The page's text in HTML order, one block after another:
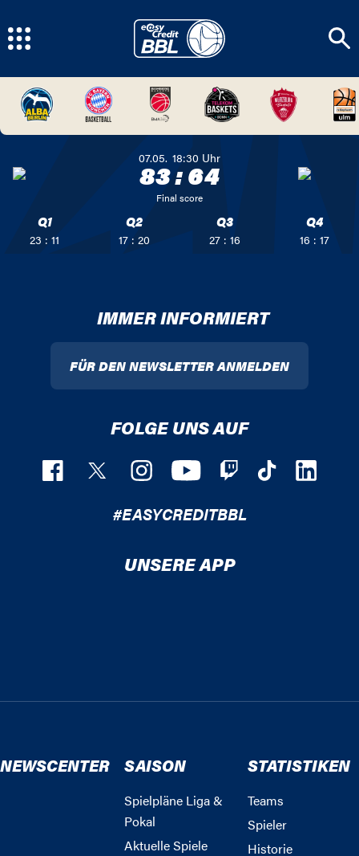
07.05. 18:30 Uhr
83:64
Final score
Q1
23 : 11
Q2
17 : 20
Q3
27 : 16
Q4
16 : 17
IMMER INFORMIERT
FÜR DEN NEWSLETTER ANMELDEN
FOLGE UNS AUF
#EASYCREDITBBL
UNSERE APP
NEWSCENTER SAISON
Spielpläne Liga &
Pokal
Aktuelle Spiele
STATISTIKEN
Teams
Spieler
Historie